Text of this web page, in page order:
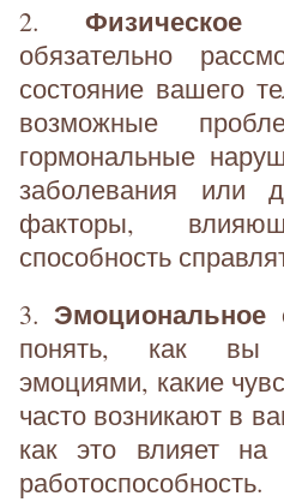
2.Физическое
обязательно
состояние вашего
возможные
гормональные
заболевания или
факторы,
способность
3.Эмоциональное
понять, как вы
эмоциями, какие
часто возникают в
как это влияет
работоспособность.